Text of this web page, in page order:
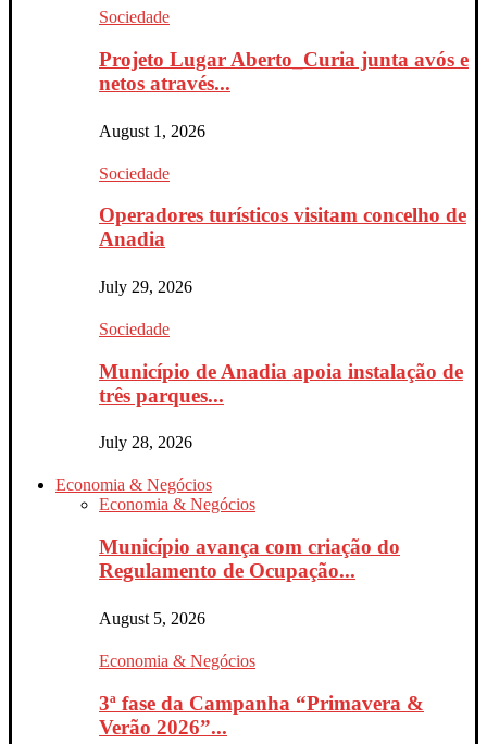
Sociedade
Projeto Lugar Aberto_Curia junta avós e
netos através...
August 1, 2026
Sociedade
Operadores turísticos visitam concelho de
Anadia
July 29, 2026
Sociedade
Município de Anadia apoia instalação de
três parques...
July 28, 2026
Economia & Negócios
Economia & Negócios
Município avança com criação do
Regulamento de Ocupação...
August 5, 2026
Economia & Negócios
3ª fase da Campanha “Primavera &
Verão 2026”...